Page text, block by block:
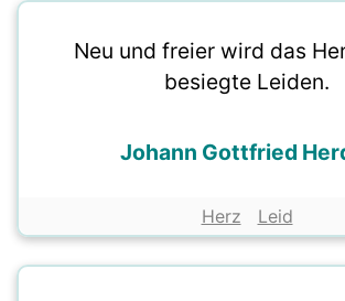
Neu und freier wird das
besiegte Leiden.
Johann Gottfried
Herz Leid